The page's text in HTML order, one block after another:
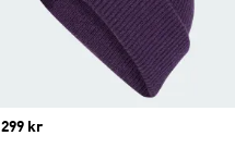
Price
299 kr